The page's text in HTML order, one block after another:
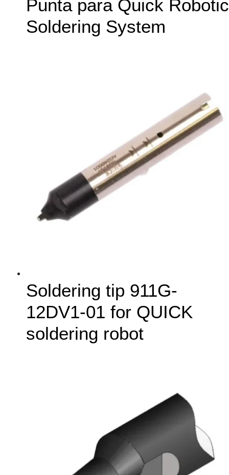
Punta para Quick Robotic
Soldering System
Soldering tip 911G-
12DV1-01 for QUICK
soldering robot